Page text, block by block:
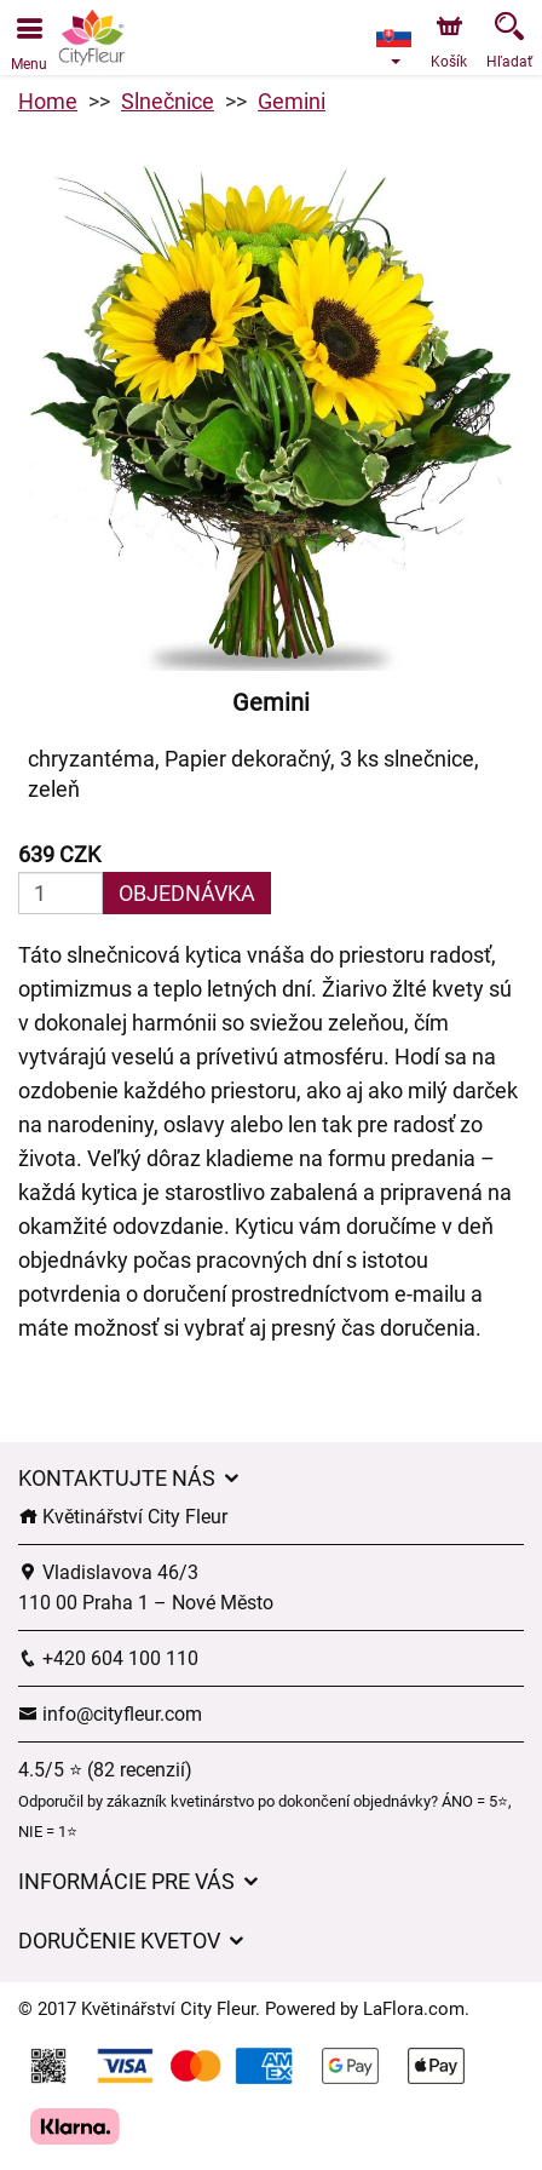
Objednávky prijímame prostredníctvom nášho e-shopu.
Najskorší možný termín doručenia je od 10.8.2026 z
Menu Košík Hľadať
Home Slnečnice Gemini
Gemini
chryzantéma, Papier dekoračný, 3 ks slnečnice,
zeleň
639 CZK
OBJEDNÁVKA
Táto slnečnicová kytica vnáša do priestoru radosť,
optimizmus a teplo letných dní. Žiarivo žlté kvety sú
v dokonalej harmónii so sviežou zeleňou, čím
vytvárajú veselú a prívetivú atmosféru. Hodí sa na
ozdobenie každého priestoru, ako aj ako milý darček
na narodeniny, oslavy alebo len tak pre radosť zo
života. Veľký dôraz kladieme na formu predania –
každá kytica je starostlivo zabalená a pripravená na
okamžité odovzdanie. Kyticu vám doručíme v deň
objednávky počas pracovných dní s istotou
potvrdenia o doručení prostredníctvom e-mailu a
máte možnosť si vybrať aj presný čas doručenia.
KONTAKTUJTE NÁS
Květinářství City Fleur
Vladislavova 46/3
110 00 Praha 1 – Nové Město
+420 604 100 110
info@cityfleur.com
4.5/5 ⭐ (82 recenzií)
Odporučil by zákazník kvetinárstvo po dokončení objednávky? ÁNO = 5⭐,
NIE = 1⭐
INFORMÁCIE PRE VÁS
Časy doručenia kvetov – prehľad možností
DORUČENIE KVETOV
Kam doručujeme kvety
Súbory cookie
© 2017 Květinářství City Fleur. Powered by LaFlora.com.